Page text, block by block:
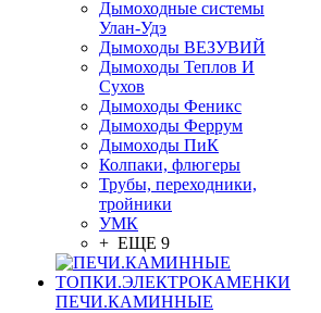
Дымоходные системы
Улан-Удэ
Дымоходы ВЕЗУВИЙ
Дымоходы Теплов И
Сухов
Дымоходы Феникс
Дымоходы Феррум
Дымоходы ПиК
Колпаки, флюгеры
Трубы, переходники,
тройники
УМК
+ ЕЩЕ 9
ПЕЧИ.КАМИННЫЕ